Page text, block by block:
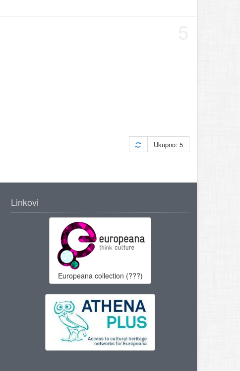
Ukupno: 5
Linkovi
Europeana collection (???)